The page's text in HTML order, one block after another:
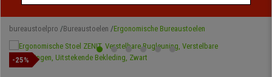
bureaustoelpro Bureaustoelen Ergonomische Bureaustoelen
-25%